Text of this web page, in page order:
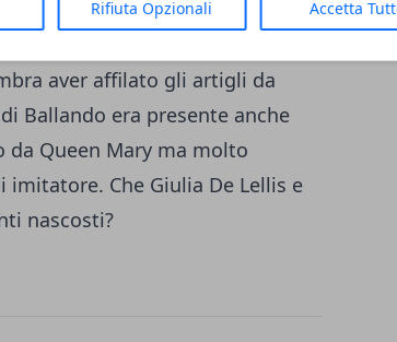
Rifiuta Opzionali Accetta
rete della Rai. Del resto, la
stata un po’ snobbata dalla
aver affilato gli artigli da
Ballando era presente anche
Queen Mary ma molto
imitatore. Che Giulia De Lellis e
nascosti?